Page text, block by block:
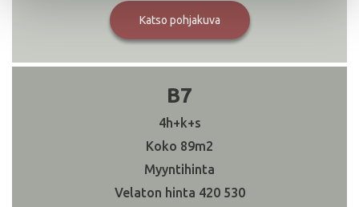
Katso pohjakuva
B7
4h+k+s
89
420 530